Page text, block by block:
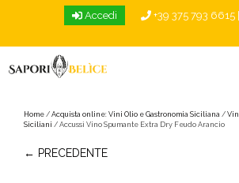
Accedi +39 375 793 6615
Home / Acquista online: Vini Olio e Gastronomia Siciliana /
Siciliani / Accussì Vino Spumante Extra Dry Feudo Arancio
← PRECEDENTE